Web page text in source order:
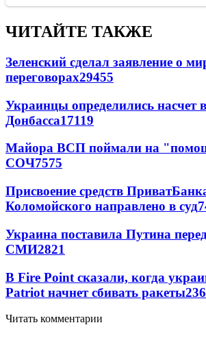
ЧИТАЙТЕ ТАКЖЕ
Зеленский сделал заявление о
переговорах29455
Украинцы определились насчет
Донбасса17119
Майора ВСП поймали на
СОЧ7575
Присвоение средств
Коломойского направлено в суд
Украина поставила Путина
СМИ2821
В Fire Point сказали, когда
Patriot начнет сбивать ракеты
Читать комментарии